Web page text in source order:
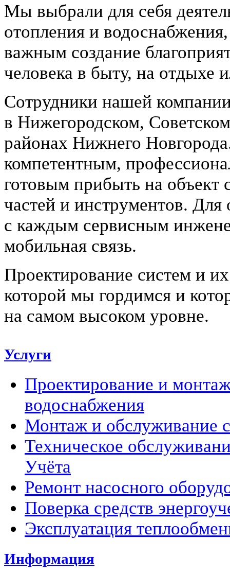
Мы выбрали для себя
отопления и
важным создание
человека в быту, на отдыхе
Сотрудники нашей
в Нижегородском,
районах Нижнего
компетентным,
готовым прибыть на
частей и инструментов. Для
с каждым сервисным
мобильная связь.
Проектирование систем и
которой мы гордимся и
на самом высоком уровне.
Услуги
Проектирование и
водоснабжения
Монтаж и обслуживание
Техническое
Учёта
Ремонт насосного
Поверка средств
Эксплуатация
Информация